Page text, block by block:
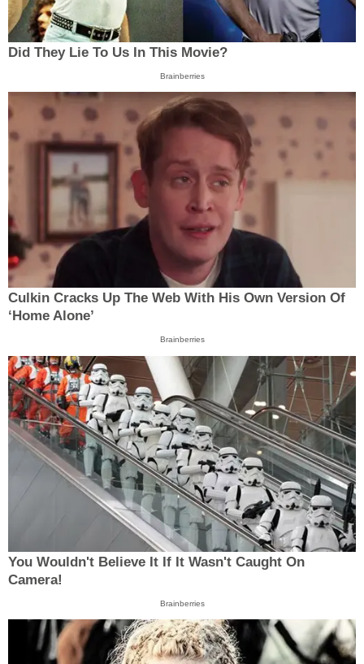
Did They Lie To Us In This Movie?
Brainberries
Culkin Cracks Up The Web With His Own Version Of
‘Home Alone’
Brainberries
You Wouldn't Believe It If It Wasn't Caught On
Camera!
Brainberries